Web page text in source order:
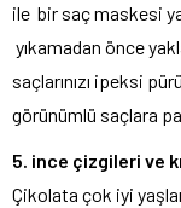
ile bir saç maskesi
yıkamadan önce
saçlarınızı ipeksi
görünümlü saçlara
5. ince çizgileri ve
Çikolata çok iyi